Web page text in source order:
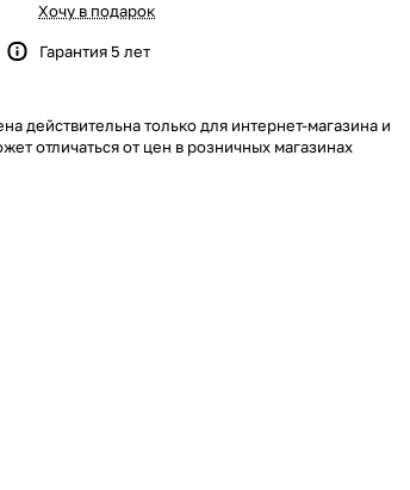
Хочу в подарок
Гарантия 5 лет
действительна только для интернет-магазина и
отличаться от цен в розничных магазинах